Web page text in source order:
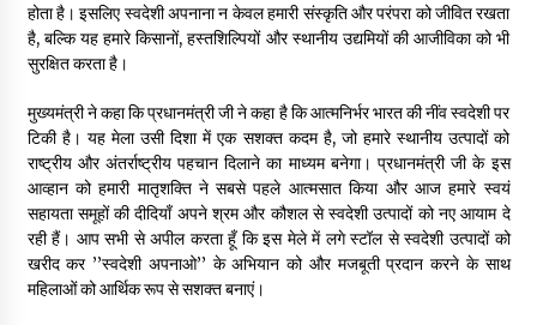
होता है। इसलिए स्वदेशी अपनाना न केवल हमारी संस्कृति और परंपरा को जीवित रखता
है, बल्कि यह हमारे किसानों, हस्तशिल्पियों और स्थानीय उद्यमियों की आजीविका को भी
सुरक्षित करता है।
मुख्यमंत्री ने कहा कि प्रधानमंत्री जी ने कहा है कि आत्मनिर्भर भारत की नींव स्वदेशी पर
टिकी है। यह मेला उसी दिशा में एक सशक्त कदम है, जो हमारे स्थानीय उत्पादों को
राष्ट्रीय और अंतर्राष्ट्रीय पहचान दिलाने का माध्यम बनेगा। प्रधानमंत्री जी के इस
आव्हान को हमारी मातृशक्ति ने सबसे पहले आत्मसात किया और आज हमारे स्वयं
सहायता समूहों की दीदियाँ अपने श्रम और कौशल से स्वदेशी उत्पादों को नए आयाम दे
रही हैं। आप सभी से अपील करता हूँ कि इस मेले में लगे स्टॉल से स्वदेशी उत्पादों को
खरीद कर ’’स्वदेशी अपनाओ’’ के अभियान को और मजबूती प्रदान करने के साथ
महिलाओं को आर्थिक रूप से सशक्त बनाएं।